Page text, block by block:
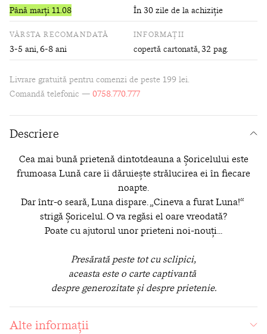
Până marți 11.08 În 30 zile de la achiziție
VÂRSTA RECOMANDATĂ
3-5 ani, 6-8 ani
INFORMAȚII
copertă cartonată, 32 pag.
Livrare gratuită pentru comenzi de peste 199 lei.
Comandă telefonic — 0758.770.777
Descriere
Cea mai bună prietenă dintotdeauna a Șoricelului este
frumoasa Lună care îi dăruiește strălucirea ei în fiecare
noapte.
Dar într-o seară, Luna dispare. „Cineva a furat Luna!“
strigă Șoricelul. O va regăsi el oare vreodată?
Poate cu ajutorul unor prieteni noi-nouți...
Presărată peste tot cu sclipici,
aceasta este o carte captivantă
despre generozitate și despre prietenie.
Alte informații